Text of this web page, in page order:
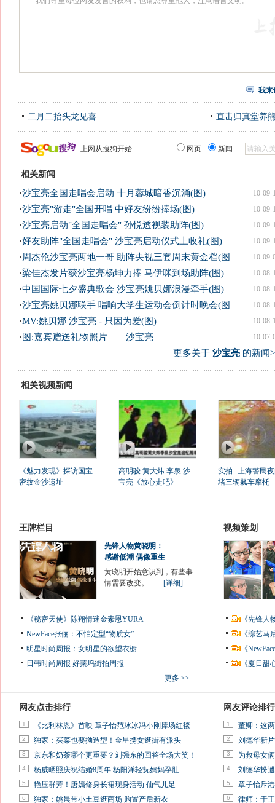
我来
二月二抬头龙见喜 直击归真堂养
上网从搜狗开始 网页 新闻
相关新闻
10-09-
·沙宝亮全国走唱会启动 十月蓉城暗香沉涌(图)
10-09-
·沙宝亮"游走"全国开唱 中好友纷纷捧场(图)
10-09-
·沙宝亮启动"全国走唱会" 孙悦透视装助阵(图)
10-09-
·好友助阵"全国走唱会" 沙宝亮启动仪式上收礼(图)
10-09-
·周杰伦沙宝亮两地一哥 助阵央视三套周末黄金档(图
10-08-
·梁佳杰发片获沙宝亮杨坤力捧 马伊咪到场助阵(图)
10-08-
·中国国际七夕盛典歌会 沙宝亮姚贝娜浪漫牵手(图)
10-08-
·沙宝亮姚贝娜联手 唱响大学生运动会倒计时晚会(图
10-08-
·MV:姚贝娜 沙宝亮 - 只因为爱(图)
10-07-
· 图:嘉宾赠送礼物照片——沙宝亮
更多关于 沙宝亮的新闻
相关视频新闻
《魅力发现》探访国宝
密纹金沙遗址
高明骏 黄大炜 李泉 沙
宝亮《放心走吧》
实拍--上海警民
堵三辆飙车摩托
王牌栏目
先锋人物黄晓明：
感谢低潮 偶像重生
黄晓明开始意识到，有些事
情需要改变。……[详细]
《秘密天使》陈翔情迷金素恩YURA
NewFace张俪：不怕定型“物质女”
明星时尚周报：女明星的欲望衣橱
日韩时尚周报 好莱坞街拍周报
更多 >>
视频策划
《先锋
《综艺
《
《夏日
网友点击排行
1 《比利林恩》首映 章子怡范冰冰冯小刚捧场红毯
2 独家：买菜也要拗造型！金星携女逛街有派头
3 京东和奶茶哪个更重要？刘强东的回答全场大笑！
4 杨威晒照庆祝结婚8周年 杨阳洋轻抚妈妈孕肚
5 艳压群芳！唐嫣修身长裙现身活动 仙气儿足
6 独家：姚晨带小土豆逛商场 购置产后新衣
网友评论排行
1 董卿：这
2 刘德华新
3 为救母女
4 刘德华扮
5 章子怡斥
6 律师：于